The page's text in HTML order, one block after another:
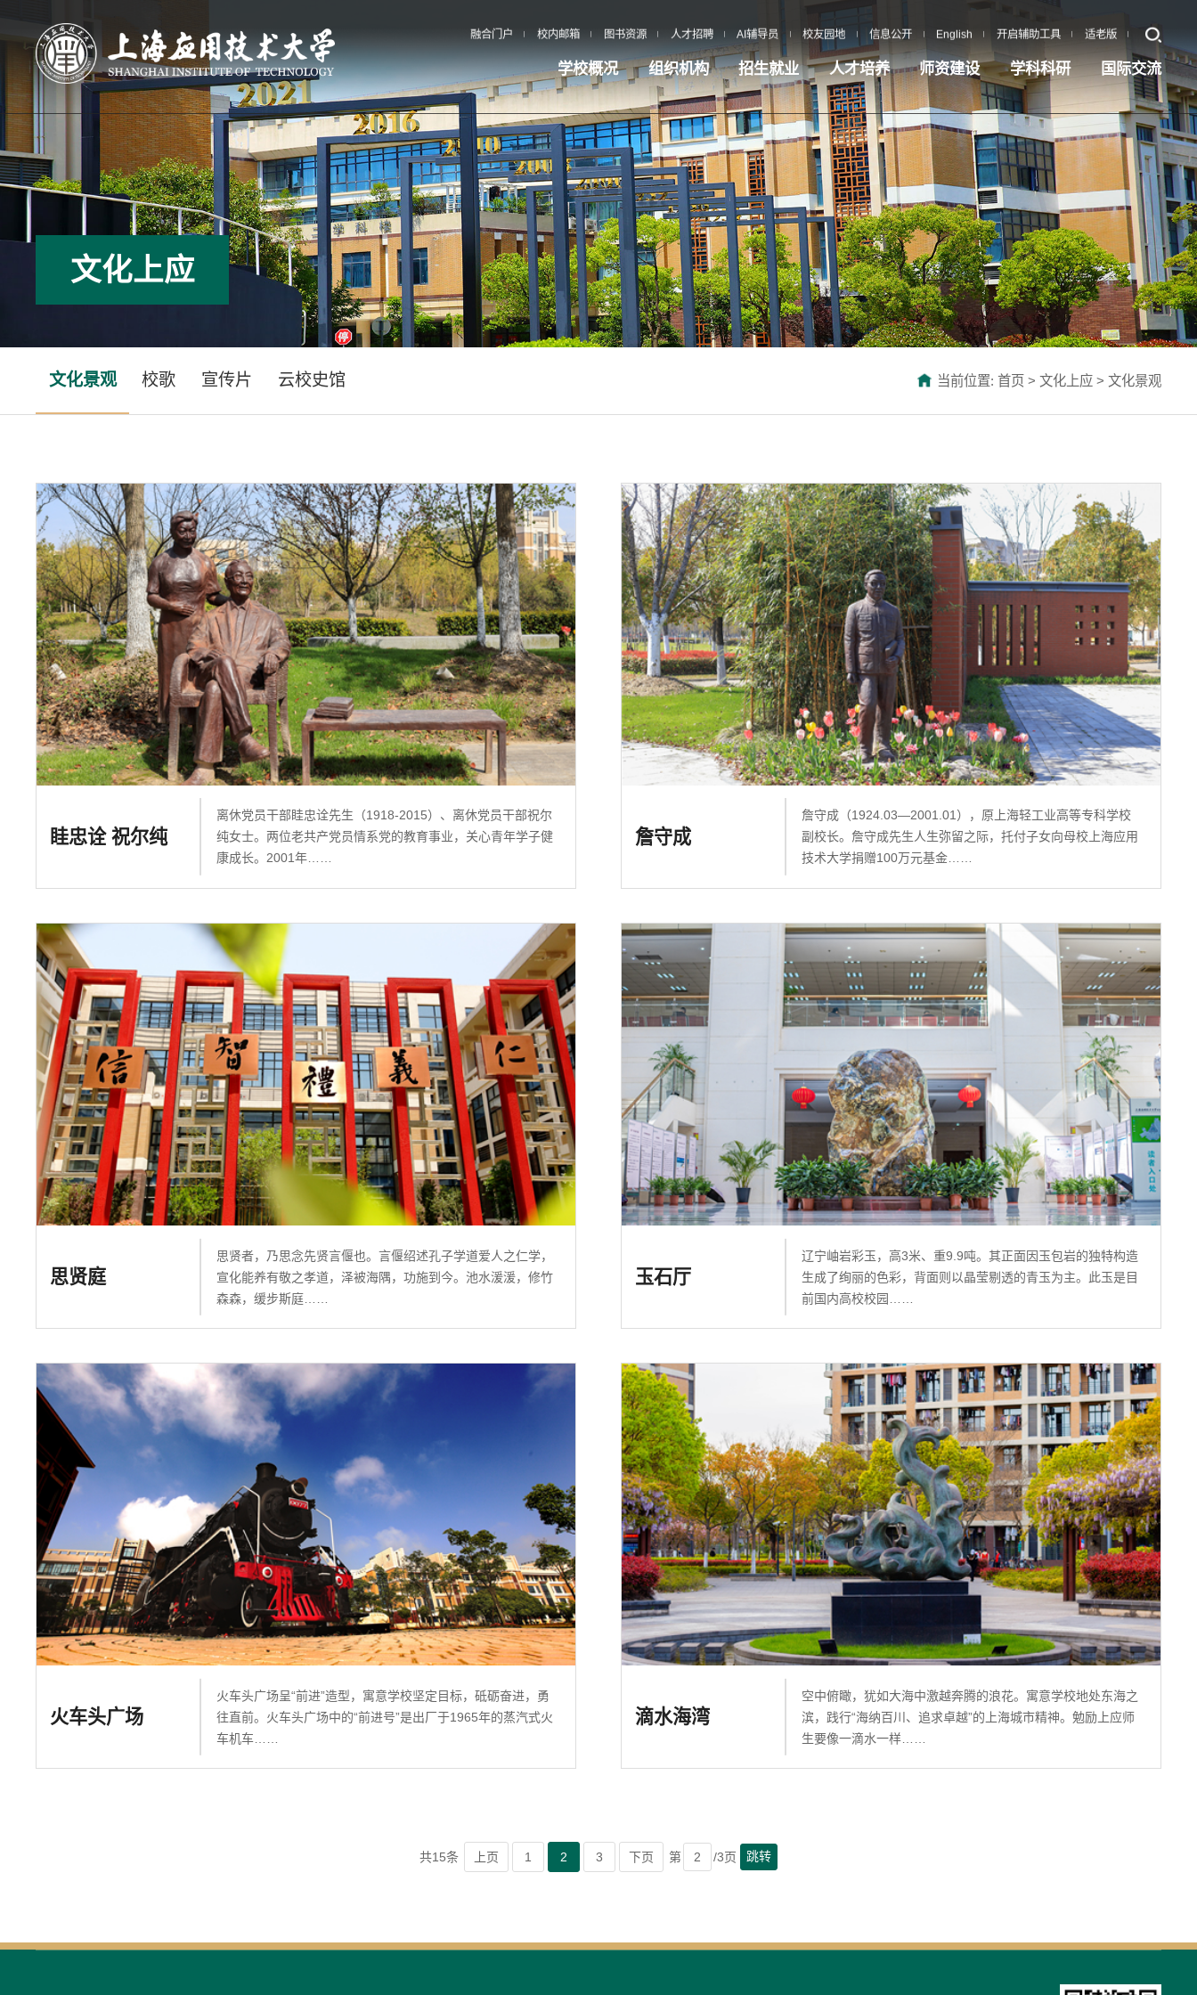
融合门户 校内邮箱 图书资源 人才招聘 AI辅导员 校友园地 信息公开 English 开启辅助工具 适老版
学校概况 组织机构 招生就业 人才培养 师资建设 学科科研 国际交流
文化上应
文化景观 校歌 宣传片 云校史馆 当前位置: 首页 > 文化上应> 文化景观
眭忠诠 祝尔纯
离休党员干部眭忠诠先生（1918-2015）、离休党员干部祝尔
纯女士。两位老共产党员情系党的教育事业，关心青年学子健
康成长。2001年……
詹守成
詹守成（1924.03—2001.01），原上海轻工业高等专科学校
副校长。詹守成先生人生弥留之际，托付子女向母校上海应用
技术大学捐赠100万元基金……
思贤庭
思贤者，乃思念先贤言偃也。言偃绍述孔子学道爱人之仁学，
宣化能养有敬之孝道，泽被海隅，功施到今。池水湲湲，修竹
森森，缓步斯庭……
玉石厅
辽宁岫岩彩玉，高3米、重9.9吨。其正面因玉包岩的独特构造
生成了绚丽的色彩，背面则以晶莹剔透的青玉为主。此玉是目
前国内高校校园……
火车头广场
火车头广场呈“前进”造型，寓意学校坚定目标，砥砺奋进，勇
往直前。火车头广场中的“前进号”是出厂于1965年的蒸汽式火
车机车……
滴水海湾
空中俯瞰，犹如大海中激越奔腾的浪花。寓意学校地处东海之
滨，践行“海纳百川、追求卓越”的上海城市精神。勉励上应师
生要像一滴水一样……
共15条 上页 1 2 3 下页 第 /3页 跳转